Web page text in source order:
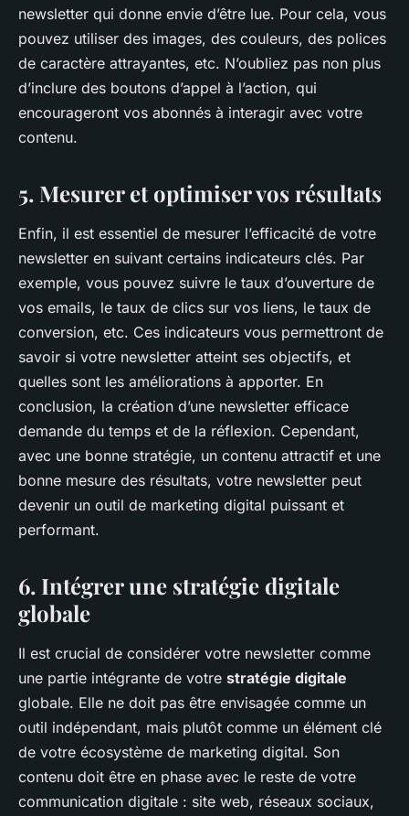
newsletter qui donne envie d’être lue. Pour cela, vous
pouvez utiliser des images, des couleurs, des polices
de caractère attrayantes, etc. N’oubliez pas non plus
d’inclure des boutons d’appel à l’action, qui
encourageront vos abonnés à interagir avec votre
contenu.
5. Mesurer et optimiser vos résultats
Enfin, il est essentiel de mesurer l’efficacité de votre
newsletter en suivant certains indicateurs clés. Par
exemple, vous pouvez suivre le taux d’ouverture de
vos emails, le taux de clics sur vos liens, le taux de
conversion, etc. Ces indicateurs vous permettront de
savoir si votre newsletter atteint ses objectifs, et
quelles sont les améliorations à apporter. En
conclusion, la création d’une newsletter efficace
demande du temps et de la réflexion. Cependant,
avec une bonne stratégie, un contenu attractif et une
bonne mesure des résultats, votre newsletter peut
devenir un outil de marketing digital puissant et
performant.
6. Intégrer une stratégie digitale
globale
Il est crucial de considérer votre newsletter comme
une partie intégrante de votre stratégie digitale
globale. Elle ne doit pas être envisagée comme un
outil indépendant, mais plutôt comme un élément clé
de votre écosystème de marketing digital. Son
contenu doit être en phase avec le reste de votre
communication digitale : site web, réseaux sociaux,